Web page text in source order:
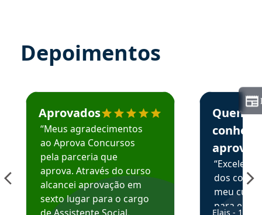
Depoimentos
Estudante José recomenda o Aprova Concursos em
Aprovados
“Meus agradecimentos
ao Aprova Concursos
pela parceria que
aprova. Através do curso
alcancei aprovação em
sexto lugar para o cargo
Estudante
Quem
aprova
dos
meu
para
Elais - 15/